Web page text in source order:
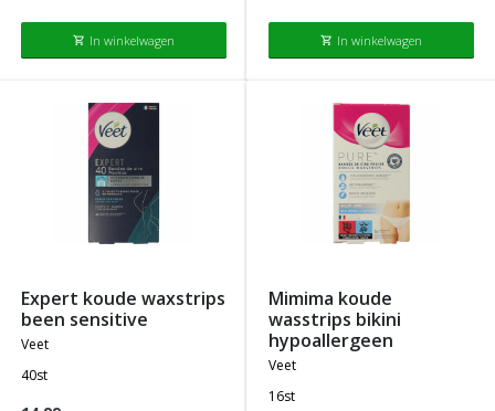
shopping_cart In winkelwagen shopping_cart In winkelwagen
expert koude waxstrips
been sensitive
veet
40st
mimima koude
wasstrips bikini
hypoallergeen
veet
16st